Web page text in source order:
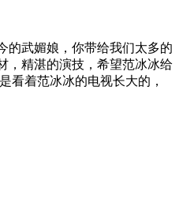
的武媚娘，你带给我们太多的
，精湛的演技，希望范冰冰给
看着范冰冰的电视长大的，